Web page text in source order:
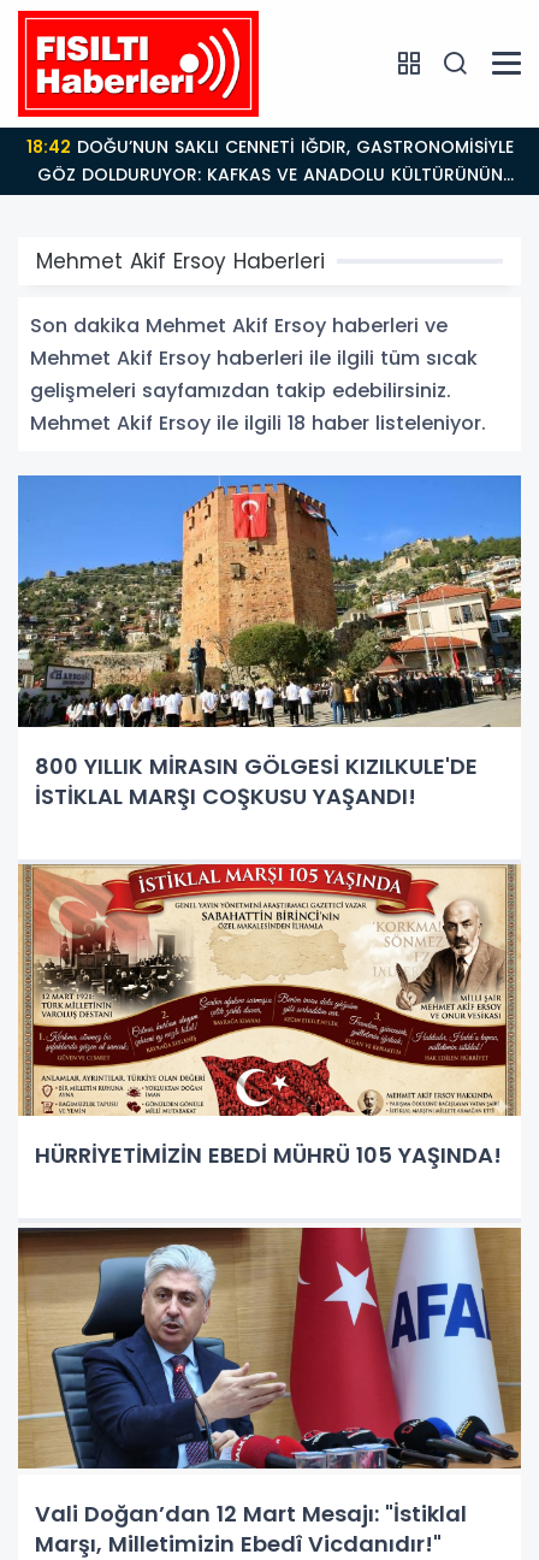
18:42
GÖZ DOLDURUYOR: KAFKAS VE ANADOLU KÜLTÜRÜNÜN
BULUŞMA NOKTASI
Mehmet Akif Ersoy Haberleri
Son dakika Mehmet Akif Ersoy haberleri ve
Mehmet Akif Ersoy haberleri ile ilgili tüm sıcak
gelişmeleri sayfamızdan takip edebilirsiniz.
Mehmet Akif Ersoy ile ilgili 18 haber listeleniyor.
800 YILLIK MİRASIN GÖLGESİ KIZILKULE'DE
İSTİKLAL MARŞI COŞKUSU YAŞANDI!
HÜRRİYETİMİZİN EBEDİ MÜHRÜ 105 YAŞINDA!
Vali Doğan’dan 12 Mart Mesajı: "İstiklal
Marşı, Milletimizin Ebedî Vicdanıdır!"